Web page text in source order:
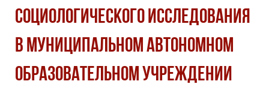
социологического исследования
в Муниципальном автономном
образовательном учреждении